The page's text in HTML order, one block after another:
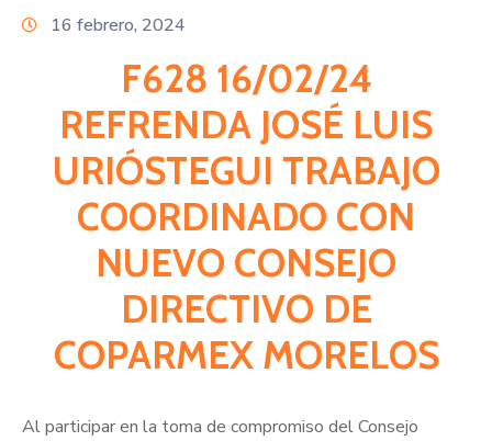
16 febrero, 2024
F628 16/02/24
REFRENDA JOSÉ LUIS
URIÓSTEGUI TRABAJO
COORDINADO CON
NUEVO CONSEJO
DIRECTIVO DE
COPARMEX MORELOS
Al participar en la toma de compromiso del Consejo